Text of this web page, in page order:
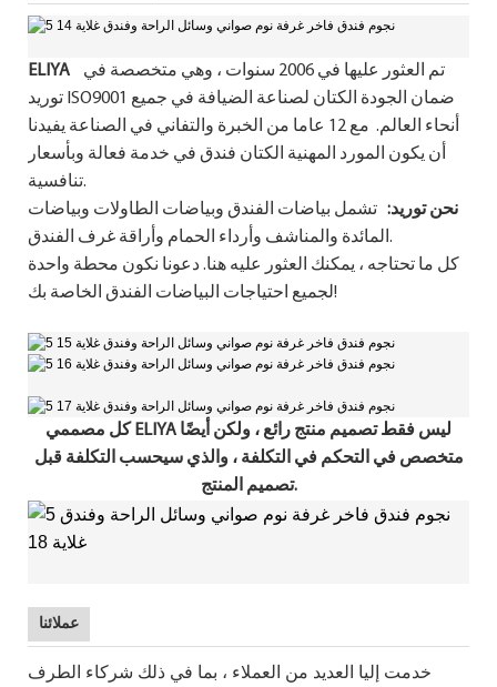
ELIYA
توريد ISO9001 ضمان الجودة الكتان لصناعة الضيافة في جميع
أنحاء العالم. مع 12 عاما من الخبرة والتفاني في الصناعة يفيدنا
أن يكون المورد المهنية الكتان فندق في خدمة فعالة وبأسعار
تنافسية.
نحن توريد: تشمل بياضات الفندق وبياضات الطاولات وبياضات
المائدة والمناشف وأرداء الحمام وأراقة غرف الفندق.
كل ما تحتاجه ، يمكنك العثور عليه هنا. دعونا نكون محطة واحدة
لجميع احتياجات البياضات الفندق الخاصة بك!
كل مصممي ELIYA ليس فقط تصميم منتج رائع ، ولكن أيضًا
متخصص في التحكم في التكلفة ، والذي سيحسب التكلفة قبل
تصميم المنتج.
عملائنا
خدمت إليا العديد من العملاء ، بما في ذلك شركاء الطرف